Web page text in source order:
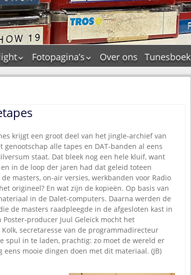
–
jingle city
Maat 65
Maat interview
Awards
NIEUW
Klaas
Fotopagina’s
JAM in pictures
Top Format in
pictures
Dik Voormekaar in
foto’s
Over ons Tunesboek
krijgt een groot deel van het jingle-archief van
alle tapes en DAT-banden al eens
staat. Dat bleek nog een hele kluif, want
in de loop der jaren had dat geleid toteen
masters, on-air versies, werkbanden voor Radio
origineel? En wat zijn de kopieën. Op basis van
in de Dalet-computers. Daarna werden de
de masters raadpleegde in de afgesloten kast in
producer Juul Geleick mocht het
secretaresse van de programmadirecteur
spul in te laden, prachtig: zo moet de wereld er
mooie dingen doen met dit materiaal. (JB)